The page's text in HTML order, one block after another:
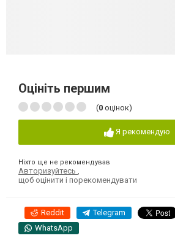
Оцініть першим
(0 оцінок)
Я рекомендую
Ніхто ще не рекомендував
Авторизуйтесь
щоб оцінити і порекомендувати
Reddit Telegram
WhatsApp